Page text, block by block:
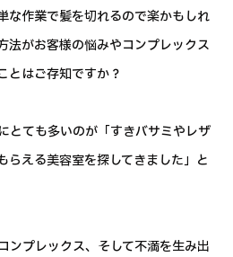
な作業で髪を切れるので楽かもしれ
法がお客様の悩みやコンプレックス
とはご存知ですか？
とても多いのが「すきバサミやレザ
らえる美容室を探してきました」と
ンプレックス、そして不満を生み出